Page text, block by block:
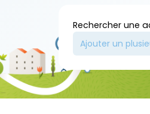
Rechercher une